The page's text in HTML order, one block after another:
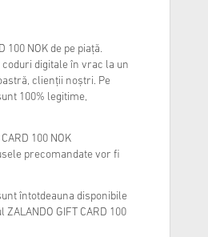
100 NOK de pe piață.
digitale în vrac la un
clienții noștri. Pe
100% legitime,
100 NOK
precomandate vor fi
întotdeauna disponibile
GIFT CARD 100